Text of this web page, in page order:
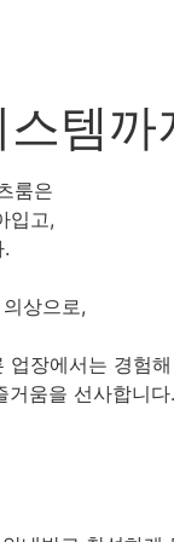
템까
룸은
입고,
상으로,
업장에서는 경험
거움을 선사합니다.